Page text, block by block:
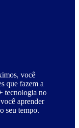
você
que fazem a
tecnologia no
aprender
seu tempo.